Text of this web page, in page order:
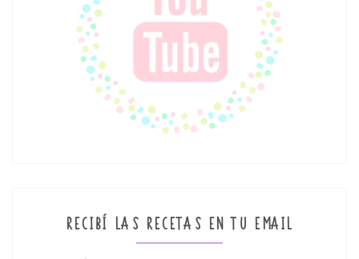
RECIBÍ LAS RECETAS EN TU EMAIL